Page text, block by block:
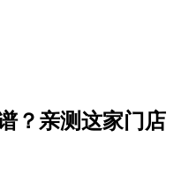
？亲测这家门店